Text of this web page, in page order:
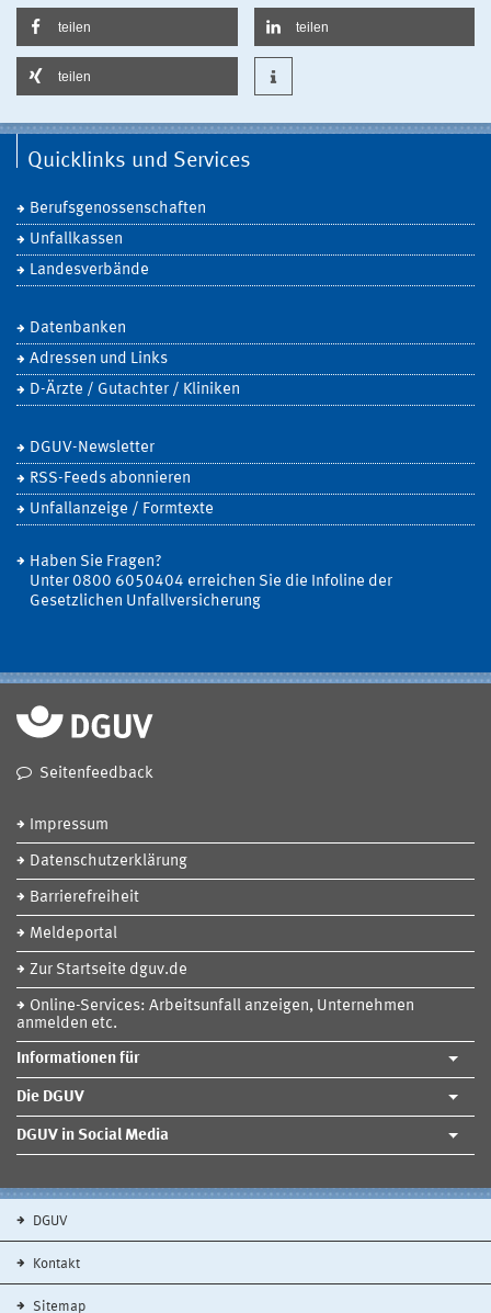
teilen teilen
teilen
Quicklinks und Services
Berufsgenossenschaften
Unfallkassen
Landesverbände
Datenbanken
Adressen und Links
D-Ärzte / Gutachter / Kliniken
DGUV-Newsletter
RSS-Feeds abonnieren
Unfallanzeige / Formtexte
Haben Sie Fragen?
Unter 0800 6050404 erreichen Sie die Infoline der
Gesetzlichen Unfallversicherung
Seitenfeedback
Impressum
Datenschutzerklärung
Barrierefreiheit
Meldeportal
Zur Startseite dguv.de
Online-Services: Arbeitsunfall anzeigen, Unternehmen
anmelden etc.
Informationen für
Die DGUV
DGUV in Social Media
DGUV
Kontakt
Sitemap